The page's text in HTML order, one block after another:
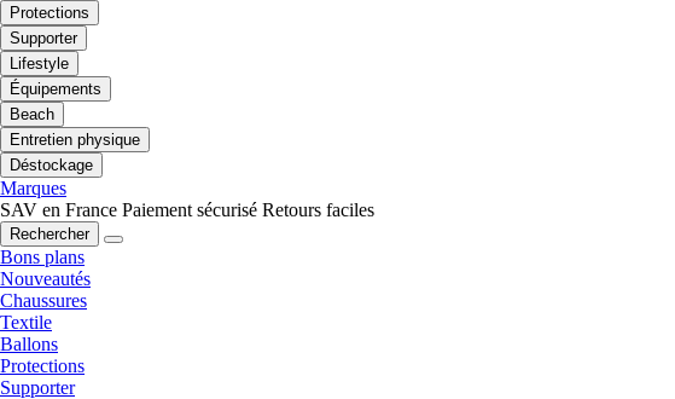
Protections
Supporter
Lifestyle
Équipements
Beach
Entretien physique
Déstockage
Marques
SAV en France Paiement sécurisé Retours faciles
Rechercher
Bons plans
Nouveautés
Chaussures
Textile
Ballons
Protections
Supporter